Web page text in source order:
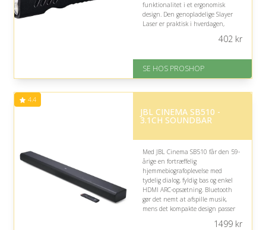
funktionalitet i et ergonomisk
design. Den genopladelige Slayer
Laser er praktisk i hverdagen,
På lager
Levering: 2-12 hverdage
på 4.4 ud af 5
402kr
SE HOS PROSHOP
4.4
JBL CINEMA SB510 -
3.1CH SOUNDBAR
Med JBL Cinema SB510 får den 59-
årige en fortræffelig
hjemmebiografoplevelse med
tydelig dialog, fyldig bas og enkel
HDMI ARC-opsætning. Bluetooth
gør det nemt at afspille musik,
mens det kompakte design passer
1499kr